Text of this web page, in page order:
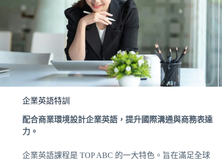
企業英語特訓
配合商業環境設計企業英語，提升國際溝通與商務表達
力。
企業英語課程是 TOP ABC 的一大特色。旨在滿足全球